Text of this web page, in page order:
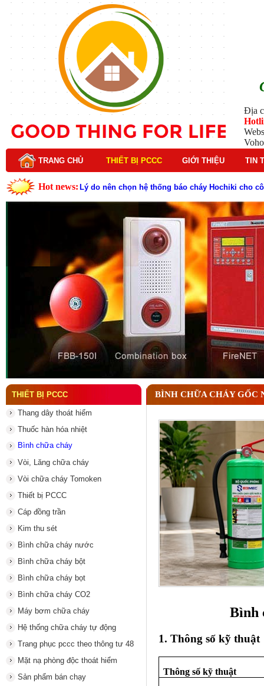
Địa
TRANG CHỦ THIẾT BỊ PCCC GIỚI THIỆU TIN
Hot news: Lý do nên chọn hệ thống báo cháy Hochiki cho
Cấu tạo và nguyên lý hoạt động của báo cháy
Tìm hiểu chi tiết về hệ thống báo cháy Horing
Các loại thang dây thoát hiểm phổ biến trên thị
Thang dây thoát hiểm có tác dụng gì trong tình
Cấu tạo đầu phun chữa cháy trong hệ thống
Kim thu sét là gì? Cấu tạo, nguyên lý hoạt động
Đầu phun chữa cháy là gì và nguyên lý hoạt động
Đầu phun chữa cháy là gì ? Tìm hiểu chi tiết từ A-
THIẾT BỊ PCCC
Thang dây thoát hiểm
Thuốc hàn hóa nhiệt
Bình chữa cháy
Vòi, Lăng chữa cháy
Vòi chữa cháy Tomoken
Thiết bị PCCC
Cáp đồng trần
Kim thu sét
Bình chữa cháy nước
Bình chữa cháy bột
Bình chữa cháy bọt
Bình chữa cháy CO2
Máy bơm chữa cháy
Hệ thống chữa cháy tự động
Trang phục pccc theo thông tư 48
Mặt nạ phòng độc thoát hiểm
Sản phẩm bán chạy
BÌNH CHỮA CHÁY GỐC
Bình
1. Thông số kỹ thuật
Thông số kỹ thuật